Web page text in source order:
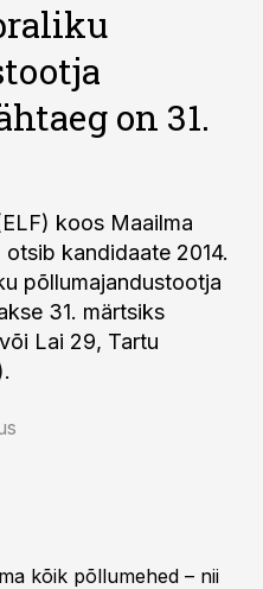
on 31.
koos Maailma
kandidaate 2014.
põllumajandustootja
31. märtsiks
või Lai 29, Tartu
kõik põllumehed – nii